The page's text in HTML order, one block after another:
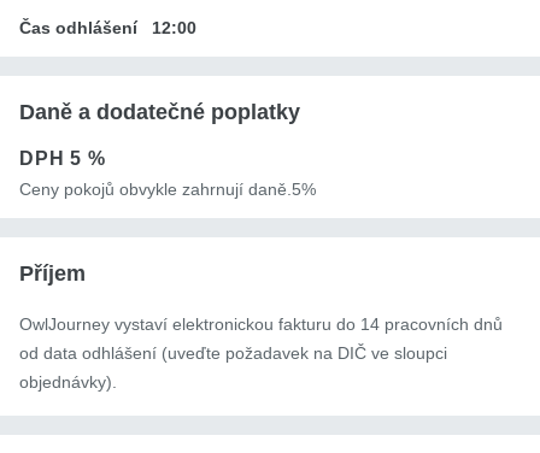
Čas odhlášení 12:00
Daně a dodatečné poplatky
DPH5 %
Ceny pokojů obvykle zahrnují daně.5%
Příjem
OwlJourney vystaví elektronickou fakturu do 14 pracovních dnů
od data odhlášení (uveďte požadavek na DIČ ve sloupci
objednávky).